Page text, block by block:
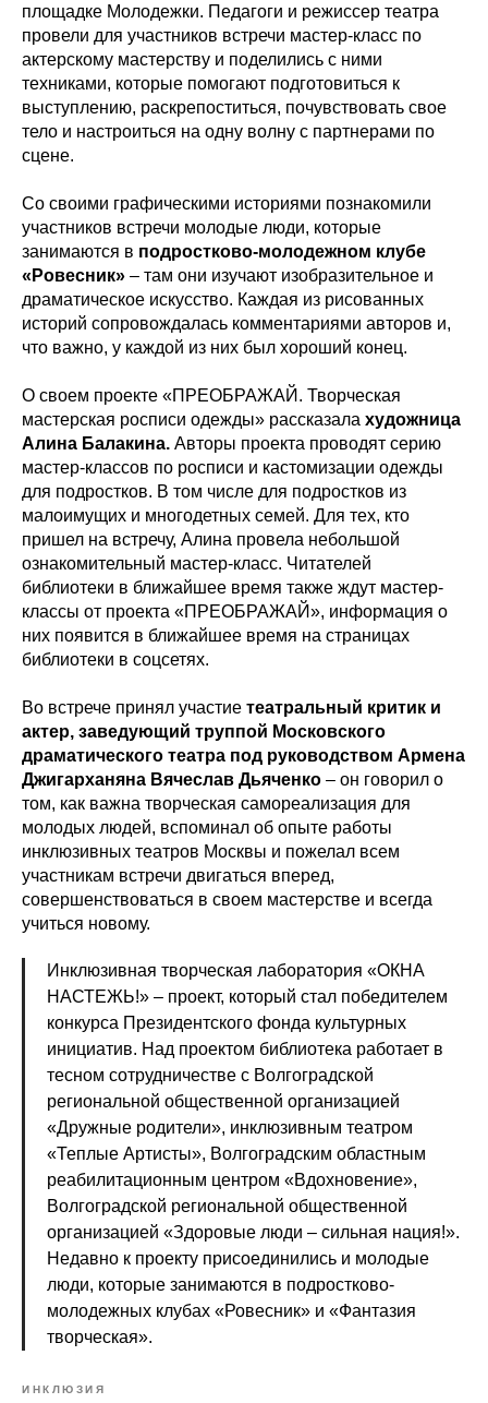
площадке Молодежки. Педагоги и режиссер театра
провели для участников встречи мастер-класс по
актерскому мастерству и поделились с ними
техниками, которые помогают подготовиться к
выступлению, раскрепоститься, почувствовать свое
тело и настроиться на одну волну с партнерами по
сцене.
Со своими графическими историями познакомили
участников встречи молодые люди, которые
занимаются в подростково-молодежном клубе
«Ровесник» – там они изучают изобразительное и
драматическое искусство. Каждая из рисованных
историй сопровождалась комментариями авторов и,
что важно, у каждой из них был хороший конец.
О своем проекте «ПРЕОБРАЖАЙ. Творческая
мастерская росписи одежды» рассказала художница
Алина Балакина. Авторы проекта проводят серию
мастер-классов по росписи и кастомизации одежды
для подростков. В том числе для подростков из
малоимущих и многодетных семей. Для тех, кто
пришел на встречу, Алина провела небольшой
ознакомительный мастер-класс. Читателей
библиотеки в ближайшее время также ждут мастер-
классы от проекта «ПРЕОБРАЖАЙ», информация о
них появится в ближайшее время на страницах
библиотеки в соцсетях.
Во встрече принял участие театральный критик и
актер, заведующий труппой Московского
драматического театра под руководством Армена
Джигарханяна Вячеслав Дьяченко – он говорил о
том, как важна творческая самореализация для
молодых людей, вспоминал об опыте работы
инклюзивных театров Москвы и пожелал всем
участникам встречи двигаться вперед,
совершенствоваться в своем мастерстве и всегда
учиться новому.
Инклюзивная творческая лаборатория «ОКНА
НАСТЕЖЬ!» – проект, который стал победителем
конкурса Президентского фонда культурных
инициатив. Над проектом библиотека работает в
тесном сотрудничестве с Волгоградской
региональной общественной организацией
«Дружные родители», инклюзивным театром
«Теплые Артисты», Волгоградским областным
реабилитационным центром «Вдохновение»,
Волгоградской региональной общественной
организацией «Здоровые люди – сильная нация!».
Недавно к проекту присоединились и молодые
люди, которые занимаются в подростково-
молодежных клубах «Ровесник» и «Фантазия
творческая».
ИНКЛЮЗИЯ